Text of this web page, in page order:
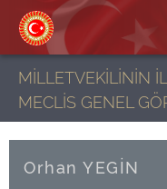
MİLLETVEKİLİNİN
MECLİS GENEL
Orhan YEGİN